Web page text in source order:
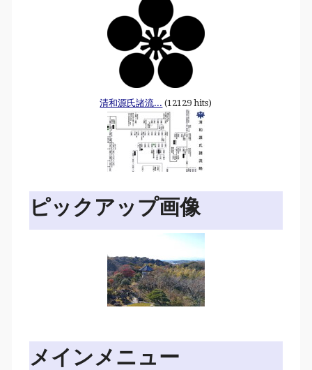
清和源氏諸流... (12129 hits)
ピックアップ画像
メインメニュー